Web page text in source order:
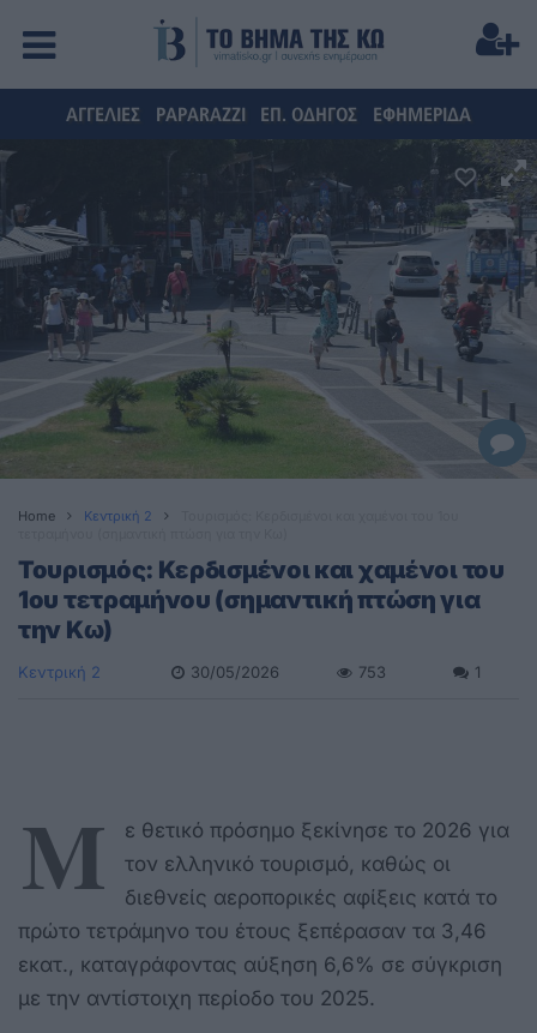
ΑΓΓΕΛΙΕΣ PAPARAZZI ΕΠ. ΟΔΗΓΟΣ ΕΦΗΜΕΡΙΔΑ
Home Κεντρική 2
Τουρισμός: Κερδισμένοι και χαμένοι του
1ου τετραμήνου (σημαντική πτώση για
την Κω)
Κεντρική 2 30/05/2026 753 1
Μ
ε θετικό πρόσημο ξεκίνησε το 2026 για
τον ελληνικό τουρισμό, καθώς οι
διεθνείς αεροπορικές αφίξεις κατά το
πρώτο τετράμηνο του έτους ξεπέρασαν τα 3,46
εκατ., καταγράφοντας αύξηση 6,6% σε σύγκριση
με την αντίστοιχη περίοδο του 2025.